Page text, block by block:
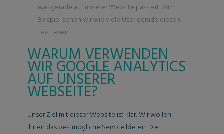
was gerade auf unserer Website passiert. Zum
Beispiel sehen wir wie viele User gerade diesen
Text lesen.
WARUM VERWENDEN
WIR GOOGLE ANALYTICS
AUF UNSERER
WEBSEITE?
Unser Ziel mit dieser Website ist klar: Wir wollen
Ihnen das bestmögliche Service bieten. Die